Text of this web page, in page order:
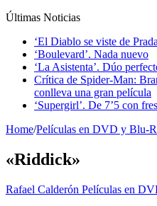
Últimas Noticias
‘El Diablo se viste de
‘Boulevard’. Nada nuevo
‘La Asistenta’. Dúo
Crítica de Spider-Man:
conlleva una gran película
‘Supergirl’. De 7’5 con
Home/Películas en DVD y Blu-
«Riddick»
Rafael Calderón Películas en